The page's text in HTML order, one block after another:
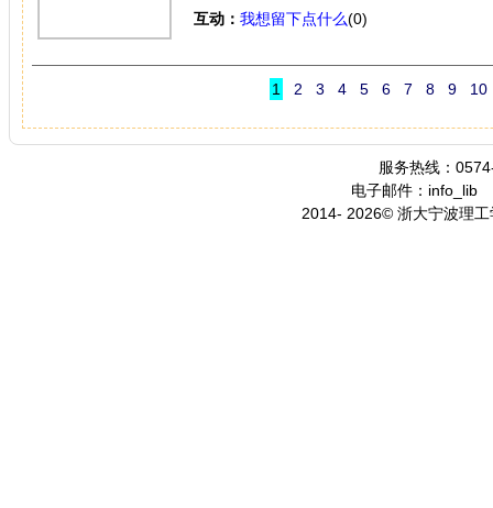
互动： 我想留下点什么(0)
1 2 3 4 5 6 7 8 9 10
服务热线：
电子邮件：info_lib
2014- 2026© 浙大宁波理工